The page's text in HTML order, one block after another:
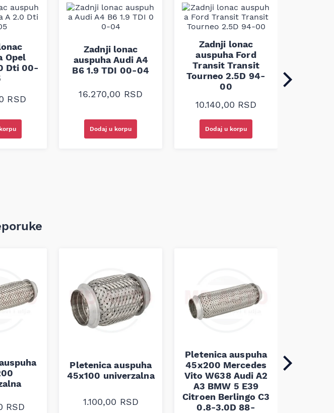
Opel
Dti 00-
RSD
Zadnji lonac
auspuha Audi A4
B6 1.9 TDI 00-04
16.270,00 RSD
Dodaj u korpu
Zadnji lonac
auspuha Ford
Transit Transit
Tourneo 2.5D 94-
00
10.140,00 RSD
Dodaj u korpu
RSD
Pletenica auspuha
45x100 univerzalna
1.100,00 RSD
Pletenica auspuha
45x200 Mercedes
Vito W638 Audi A2
A3 BMW 5 E39
Citroen Berlingo C3
0.8-3.0D 88-